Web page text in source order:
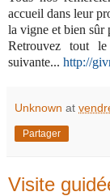
accueil dans leur
la vigne et bien sûr
Retrouvez tout
suivante... http://
Unknown at
Partager
Visite